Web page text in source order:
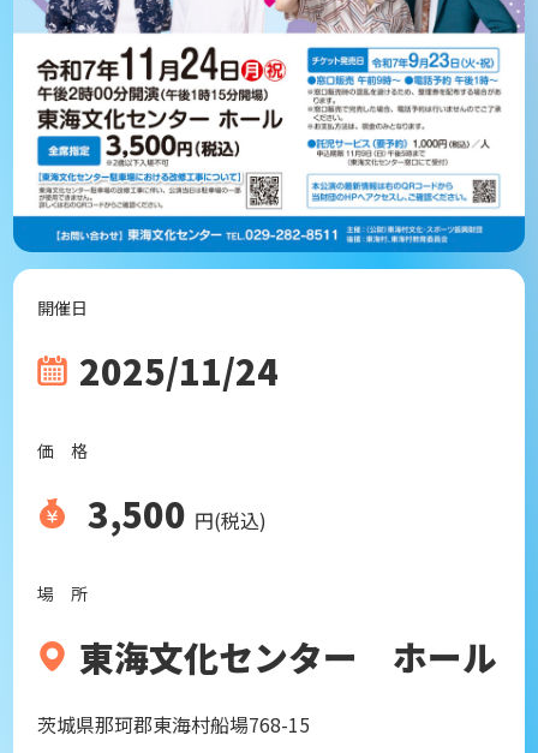
開催日
2025/11/24
価 格
3,500 円(税込)
場 所
東海文化センター ホール
茨城県那珂郡東海村船場768-15